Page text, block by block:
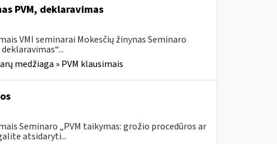
PVM, deklaravimas
VMI seminarai Mokesčių žinynas Seminaro
medžiaga » PVM klausimais
Seminaro „PVM taikymas: grožio procedūros ar
atsidaryti...